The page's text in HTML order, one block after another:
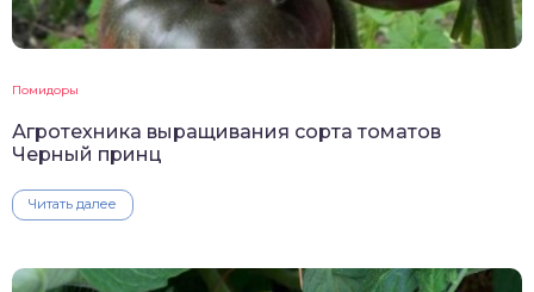
Помидоры
Агротехника выращивания сорта томатов
Черный принц
Читать далее